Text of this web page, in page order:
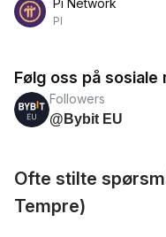
Pi Network
PI
Følg oss på sosiale
Followers
@Bybit EU
Ofte stilte
Tempre)